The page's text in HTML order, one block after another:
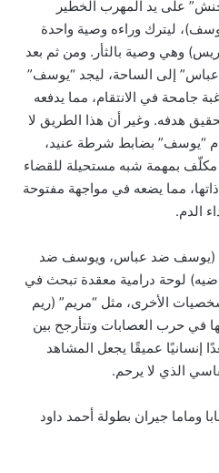
على يد المهرب الخطير
ليترك وراءه وصية واحدة
وهي وصية بالثأر. ومن ثم بعد
إلى الساحة، ليجد “يوسف”
جامحة في الانتقام، مما يدفعه
هدفه. وغير أن هذا الطريق لا
“يوسف” بضابط شرطة عنيد،
بمهمة شبه مستحيلة للقضاء
مما يضعه في مواجهة مفتوحة
الدم.
(يوسف ضد عباس، ويوسف ضد
لوحة درامية معقدة تبحث في
الأخرى، مثل “مريم” (ريم
في حرب العصابات وتتأرجح بين
إنسانيًا عميقًا يجعل المشاهد
الذي لا يرحم.
وماما جيران بطولة أحمد داود